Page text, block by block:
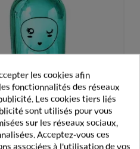
Métal Turquoise Cupcake
les cookies afin
fonctionnalités des réseaux
Les cookies tiers liés
sont utilisés pour vous
sur les réseaux sociaux,
Acceptez-vous ces
associées à l'utilisation de vos